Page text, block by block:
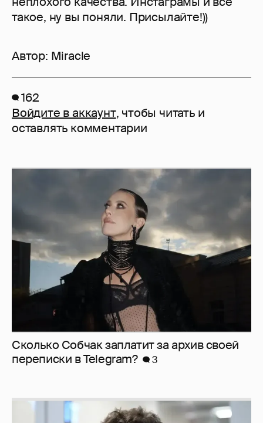
такое, ну вы поняли. Присылайте!))
Автор: Miracle
162
Войдите в аккаунт, чтобы читать и
оставлять комментарии
Сколько Собчак заплатит за архив своей
перeписки в Telegram?
3